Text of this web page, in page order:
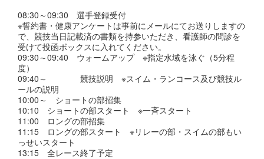
08:30～09:30 選手登録受付
※誓約書・健康アンケートは事前にメールにてお送りしますの
で、競技当日記載済の書類を持参いただき、看護師の問診を
受けて投函ボックスに入れてください。
09:30～09:40 ウォームアップ ※指定水域を泳ぐ（5分程
度）
09:40～ 競技説明 ※スイム・ランコース及び競技ル
ールの説明
10:00～ ショートの部招集
10:10 ショートの部スタート ※一斉スタート
11:00 ロングの部招集
11:15 ロングの部スタート ※リレーの部・スイムの部もい
っせいスタート
13:15 全レース終了予定